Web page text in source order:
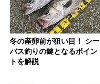
冬の産卵前が狙い目！ シー
バス釣りの鍵となるポイン
トを解説